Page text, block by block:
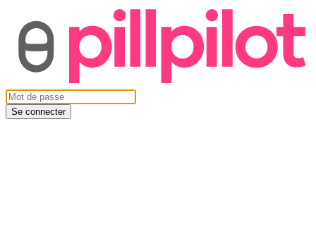
Se connecter